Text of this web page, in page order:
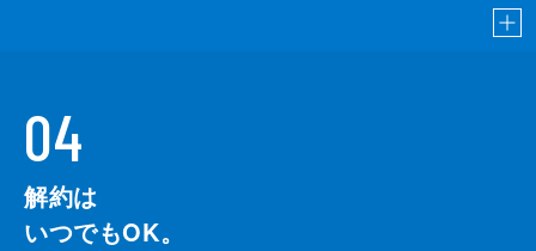
04
解約は
いつでもOK。